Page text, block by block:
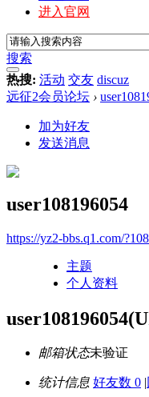
进入官网
搜索
热搜: 活动 交友 discuz
远征2会员论坛 ›
加为好友
发送消息
user108196054
https://yz2-bbs.q1.com/
主题
个人资料
user108196054
邮箱状态未验证
统计信息 好友数 0 |